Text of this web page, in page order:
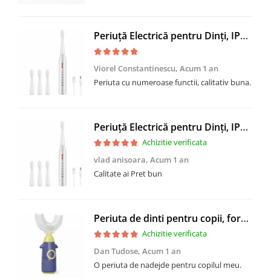
Periuță Electrică pentru Dinți, IPX7, 34.000 Vibrații/Min, 5 Programe & 4 Capete - Încărcare USB
Viorel Constantinescu, Acum 1 an
Periuta cu numeroase functii, calitativ buna.
Periuță Electrică pentru Dinți, IPX7, 34.000 Vibrații/Min, 5 Programe & 4 Capete - Încărcare USB
Achizitie verificata
vlad anisoara, Acum 1 an
Calitate ai Pret bun
Periuta de dinti pentru copii, forma U, CRM, in forma de racheta, 1-8 ani, din silicon
Achizitie verificata
Dan Tudose, Acum 1 an
O periuta de nadejde pentru copilul meu.